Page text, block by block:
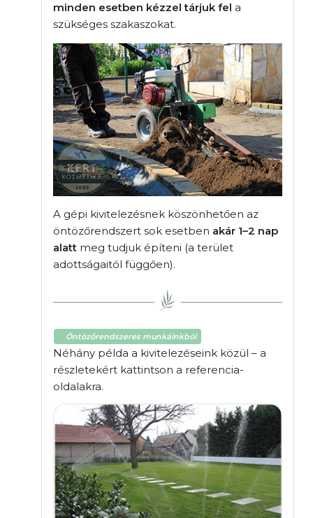
minden esetben kézzel tárjuk fel a
szükséges szakaszokat.
A gépi kivitelezésnek köszönhetően az
öntözőrendszert sok esetben akár 1–2 nap
alatt meg tudjuk építeni (a terület
adottságaitól függően).
Öntözőrendszeres munkáinkból
Néhány példa a kivitelezéseink közül – a
részletekért kattintson a referencia-
oldalakra.